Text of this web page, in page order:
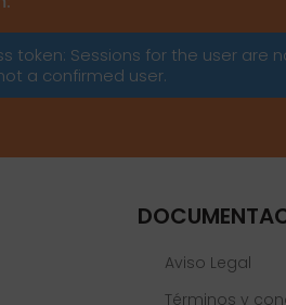
token: Sessions for the user are
a confirmed user.
Aviso Legal
Términos y